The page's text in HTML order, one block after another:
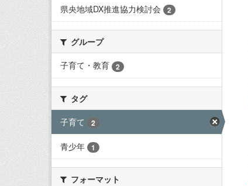
県央地域DX推進協力検討会
2
グループ
子育て・教育
2
タグ
子育て
2
青少年 1
フォーマット